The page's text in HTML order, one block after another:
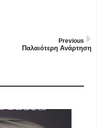
Previous
Παλαιότερη Ανάρτηση